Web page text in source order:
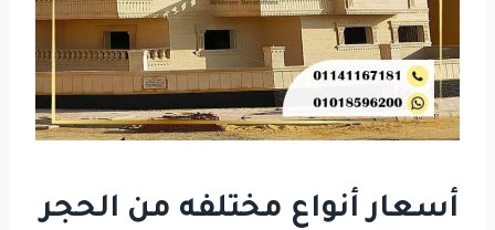
أسعار أنواع مختلفه من الحجر